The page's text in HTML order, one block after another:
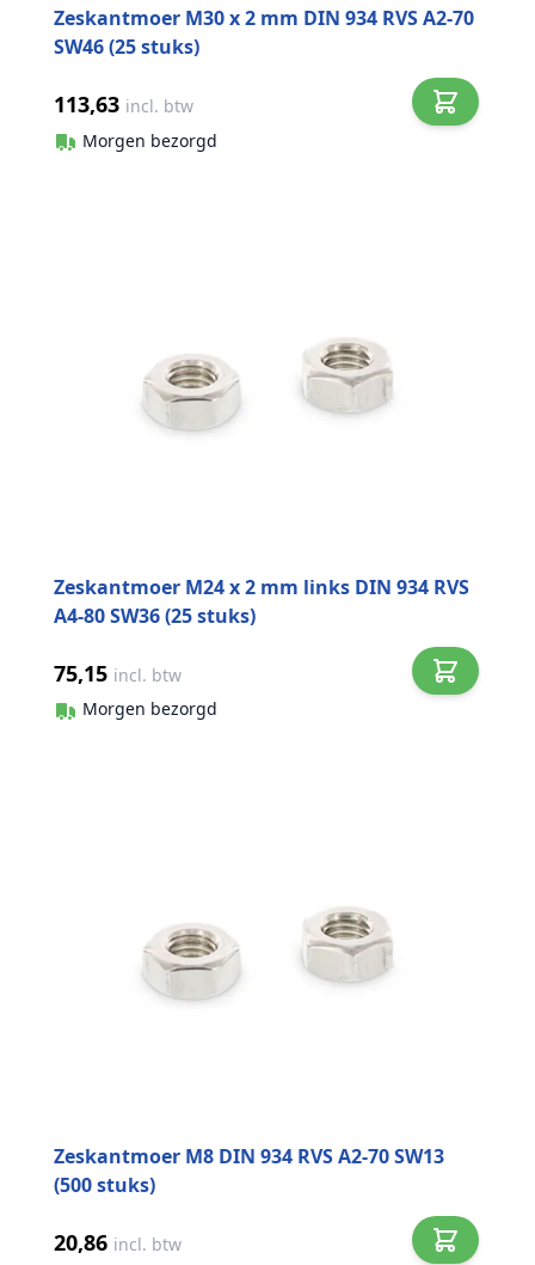
Zeskantmoer M30 x 2 mm DIN 934 RVS A2-70
SW46 (25 stuks)
113,63 incl. btw
Morgen bezorgd
Zeskantmoer M24 x 2 mm links DIN 934 RVS
A4-80 SW36 (25 stuks)
75,15 incl. btw
Morgen bezorgd
Zeskantmoer M8 DIN 934 RVS A2-70 SW13
(500 stuks)
20,86 incl. btw